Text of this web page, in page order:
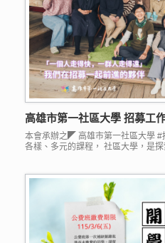
高雄市第一社區大學 招募工
本會承辦之◤ 高雄市第一社區大學
各樣、多元的課程， 社區大學，是